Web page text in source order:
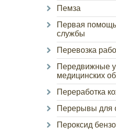
Пемза
Первая
службы
Перевозка
Передвижные
медицинских
Переработка
Перерывы для
Пероксид